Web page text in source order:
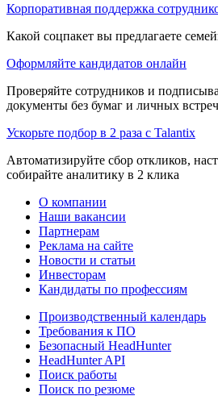
Корпоративная поддержка
Какой соцпакет вы предлагаете
Оформляйте кандидатов онлайн
Проверяйте сотрудников и
документы без бумаг и личных встреч
Ускорьте подбор в 2 раза с Talantix
Автоматизируйте сбор откликов,
собирайте аналитику в 2 клика
О компании
Наши вакансии
Партнерам
Реклама на сайте
Новости и статьи
Инвесторам
Кандидаты по профессиям
Производственный календарь
Требования к ПО
Безопасный HeadHunter
HeadHunter API
Поиск работы
Поиск по резюме